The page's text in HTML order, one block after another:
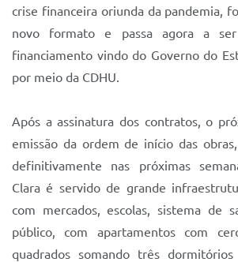
crise financeira oriunda da pandemia,
novo formato e passa agora a
financiamento vindo do Governo do
por meio da CDHU.
Após a assinatura dos contratos, o
emissão da ordem de início das
definitivamente nas próximas
Clara é servido de grande
com mercados, escolas, sistema de
público, com apartamentos com
quadrados somando três